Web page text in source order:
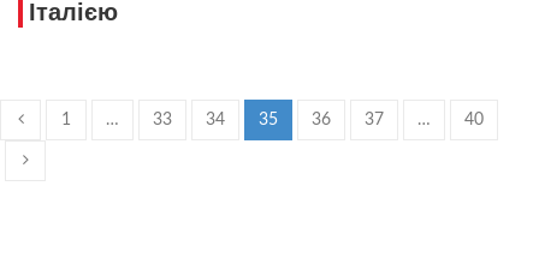
Італією
1 … 33 34 35 36 37 … 40